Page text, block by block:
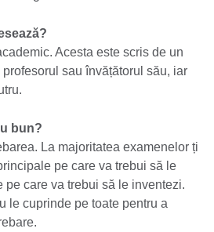
Acesta este scris de un
sau învățătorul său, iar
bun?
La majoritatea examenelor ți
pe care va trebui să le
pe care va trebui să le inventezi.
le cuprinde pe toate pentru a